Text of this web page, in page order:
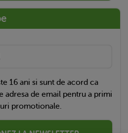
16 ani si sunt de acord ca
adresa de email pentru a primi
promotionale.